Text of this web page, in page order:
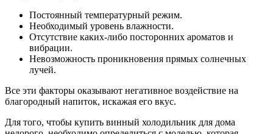
Постоянный температурный режим.
Необходимый уровень влажности.
Отсутствие каких-либо посторонних ароматов и
вибрации.
Невозможность проникновения прямых солнечных
лучей.
Все эти факторы оказывают негативное воздействие на
благородный напиток, искажая его вкус.
Для того, чтобы купить винный холодильник для дома